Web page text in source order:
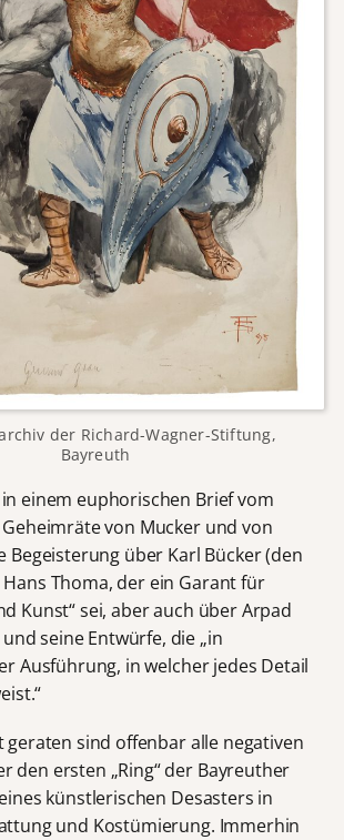
der Richard-Wagner-Stiftung,
Bayreuth
einem euphorischen Brief vom
Geheimräte von Mucker und von
Begeisterung über Karl Bücker (den
Thoma, der ein Garant für
Kunst“ sei, aber auch über Arpad
seine Entwürfe, die „in
Ausführung, in welcher jedes Detail
geraten sind offenbar alle negativen
den ersten „Ring“ der Bayreuther
künstlerischen Desasters in
und Kostümierung. Immerhin